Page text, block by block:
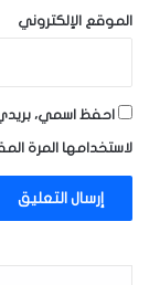
الموقع الإلكتروني
احفظ اسمي،
لاستخدامها المرة